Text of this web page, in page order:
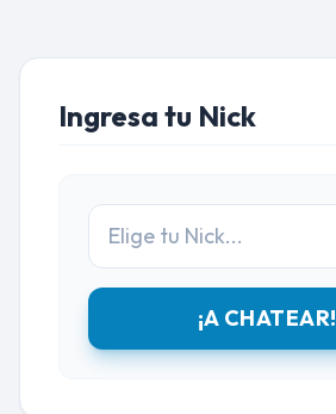
Ingresa tu Nick
¡A CHATEAR!